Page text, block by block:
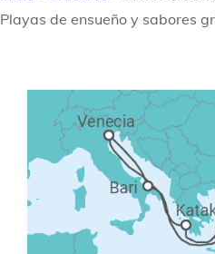
Playas de ensueño y sabores